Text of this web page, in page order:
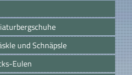
und Schnäpsle
Eulen